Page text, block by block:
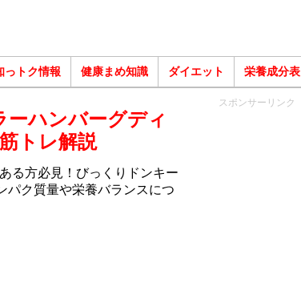
っトク情報 健康まめ知識 ダイエット 栄養成分表
ハンバーグディ
トレ解説
る方必見！びっくりドンキー
パク質量や栄養バランスにつ
スポンサーリンク